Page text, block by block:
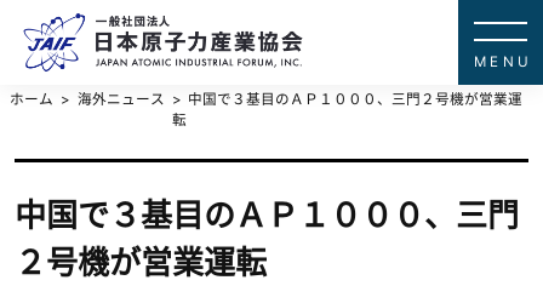
ホーム 海外ニュース
中国で３基目のＡＰ１０００、三門２号機が営業運
転
中国で３基目のＡＰ１０００、三門
２号機が営業運転